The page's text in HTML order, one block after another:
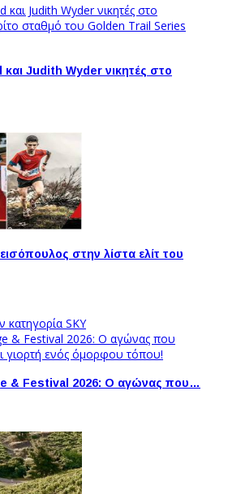
Judith Wyder νικητές στο
στην λίστα ελίτ του
SKY
& Festival 2026: O αγώνας που…